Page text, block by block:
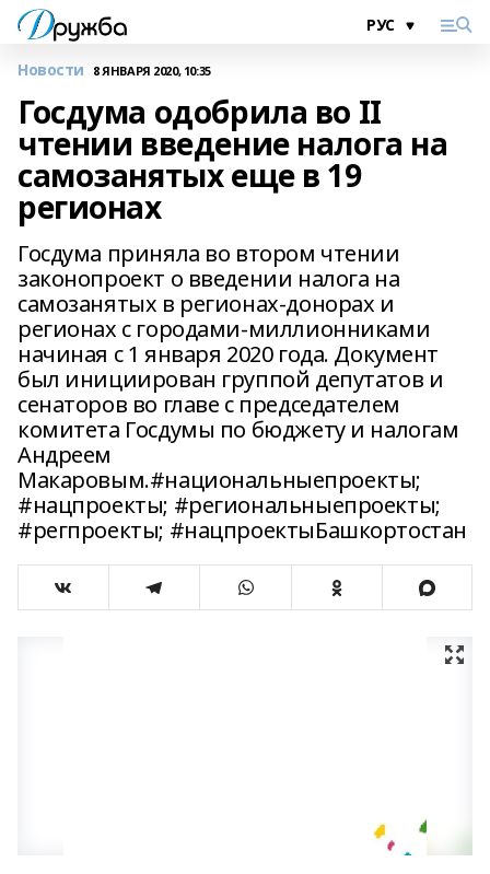
Новости 8 ЯНВАРЯ 2020, 10:35
Госдума одобрила во II
чтении введение налога на
самозанятых еще в 19
регионах
Госдума приняла во втором чтении
законопроект о введении налога на
самозанятых в регионах-донорах и
регионах с городами-миллионниками
начиная с 1 января 2020 года. Документ
был инициирован группой депутатов и
сенаторов во главе с председателем
комитета Госдумы по бюджету и налогам
Андреем
Макаровым.#национальныепроекты;
#нацпроекты; #региональныепроекты;
#регпроекты; #нацпроектыБашкортостан